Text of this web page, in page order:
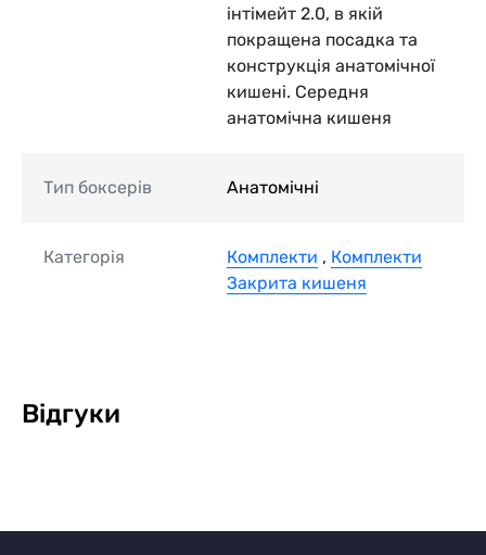
інтімейт 2.0, в якій
покращена посадка та
конструкція анатомічної
кишені. Середня
анатомічна кишеня
Тип боксерів Анатомічні
Категорія Комплекти , Комплекти
Закрита кишеня
Відгуки